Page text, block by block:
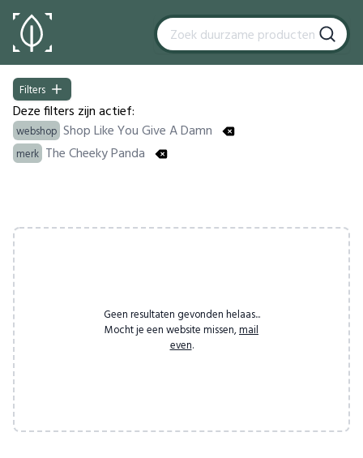
Filters
Filters
Deze filters zijn actief:
webshop Shop Like You Give A Damn
merk The Cheeky Panda
Geen resultaten gevonden helaas...
Mocht je een website missen, mail
even.